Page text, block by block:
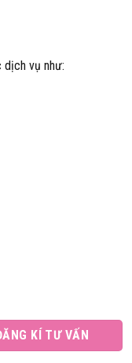
vụ như:
KÍ TƯ VẤN